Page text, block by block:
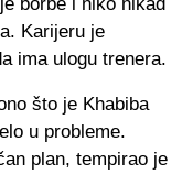
Karijeru je
ima ulogu trenera.
što je Khabiba
u probleme.
plan, tempirao je